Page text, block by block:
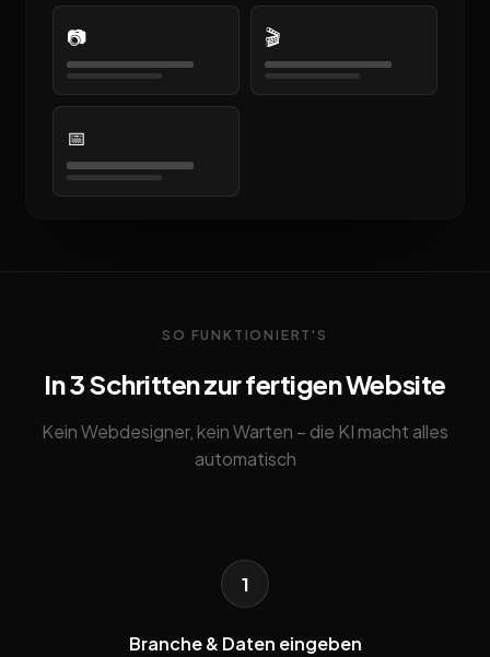
📷 🎬
📅
SO FUNKTIONIERT'S
In 3 Schritten zur fertigen Website
Kein Webdesigner, kein Warten – die KI macht alles
automatisch
1
Branche & Daten eingeben